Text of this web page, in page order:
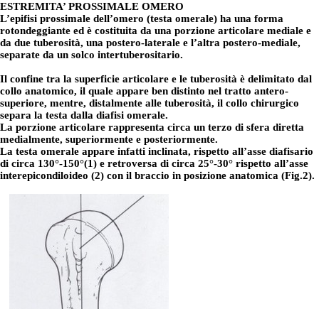
ESTREMITA’ PROSSIMALE OMERO
L’epifisi prossimale dell’omero (testa omerale) ha una forma
rotondeggiante ed è costituita da una porzione articolare mediale e
da due tuberosità, una postero-laterale e l’altra postero-mediale,
separate da un solco intertuberositario.
Il confine tra la superficie articolare e le tuberosità è delimitato dal
collo anatomico, il quale appare ben distinto nel tratto antero-
superiore, mentre, distalmente alle tuberosità, il collo chirurgico
separa la testa dalla diafisi omerale.
La porzione articolare rappresenta circa un terzo di sfera diretta
medialmente, superiormente e posteriormente.
La testa omerale appare infatti inclinata, rispetto all’asse diafisario
di circa 130°-150°(1) e retroversa di circa 25°-30° rispetto all’asse
interepicondiloideo (2) con il braccio in posizione anatomica (Fig.2).